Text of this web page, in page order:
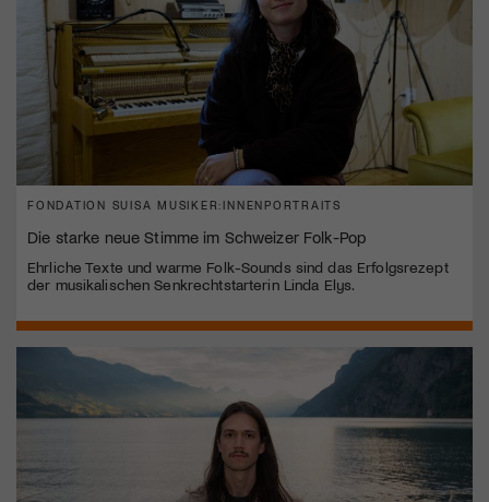
FONDATION SUISA MUSIKER:INNENPORTRAITS
Die starke neue Stimme im Schweizer Folk-Pop
Ehrliche Texte und warme Folk-Sounds sind das Erfolgsrezept
der musikalischen Senkrechtstarterin Linda Elys.